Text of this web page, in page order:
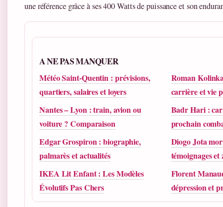
une référence grâce à ses 400 Watts de puissance et son
A NE PAS MANQUER
Météo Saint-Quentin : prévisions,
quartiers, salaires et loyers
Roman
carrière et vie
Nantes – Lyon : train, avion ou
voiture ? Comparaison
Badr Hari :
prochain
Edgar Grospiron : biographie,
palmarès et actualités
Diogo Jota
témoignages et
IKEA Lit Enfant : Les Modèles
Évolutifs Pas Chers
Florent
dépression et